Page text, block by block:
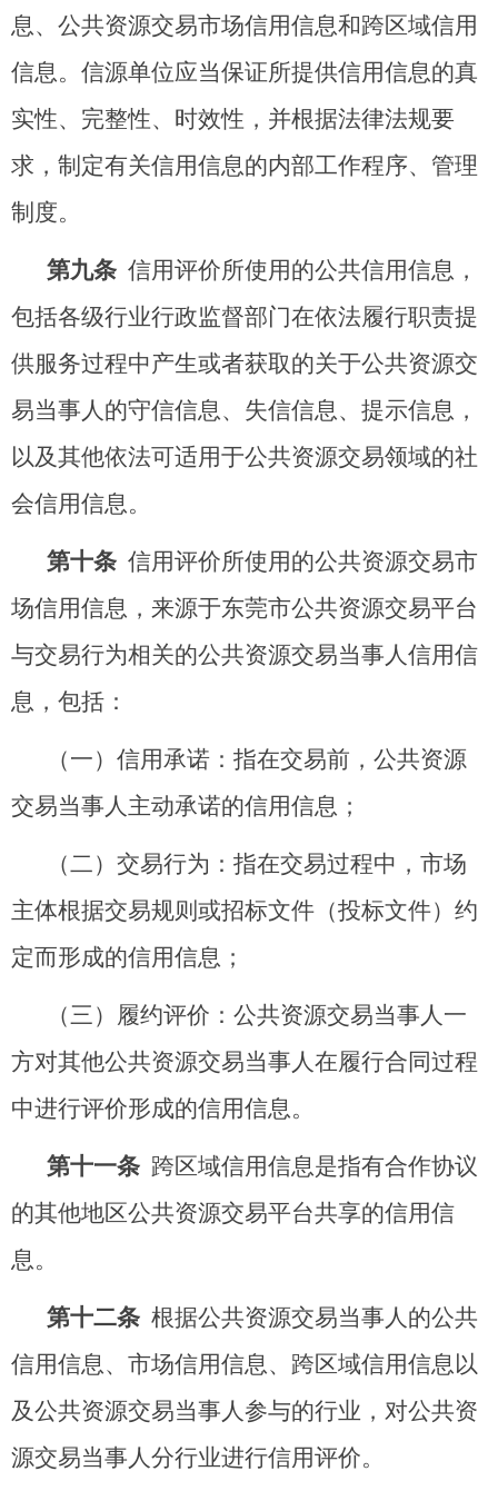
息、公共资源交易市场信用信息和跨区域信用
信息。信源单位应当保证所提供信用信息的真
实性、完整性、时效性，并根据法律法规要
求，制定有关信用信息的内部工作程序、管理
制度。
第九条 信用评价所使用的公共信用信息，
包括各级行业行政监督部门在依法履行职责提
供服务过程中产生或者获取的关于公共资源交
易当事人的守信信息、失信信息、提示信息，
以及其他依法可适用于公共资源交易领域的社
会信用信息。
第十条 信用评价所使用的公共资源交易市
场信用信息，来源于东莞市公共资源交易平台
与交易行为相关的公共资源交易当事人信用信
息，包括：
（一）信用承诺：指在交易前，公共资源
交易当事人主动承诺的信用信息；
（二）交易行为：指在交易过程中，市场
主体根据交易规则或招标文件（投标文件）约
定而形成的信用信息；
（三）履约评价：公共资源交易当事人一
方对其他公共资源交易当事人在履行合同过程
中进行评价形成的信用信息。
第十一条 跨区域信用信息是指有合作协议
的其他地区公共资源交易平台共享的信用信
息。
第十二条 根据公共资源交易当事人的公共
信用信息、市场信用信息、跨区域信用信息以
及公共资源交易当事人参与的行业，对公共资
源交易当事人分行业进行信用评价。